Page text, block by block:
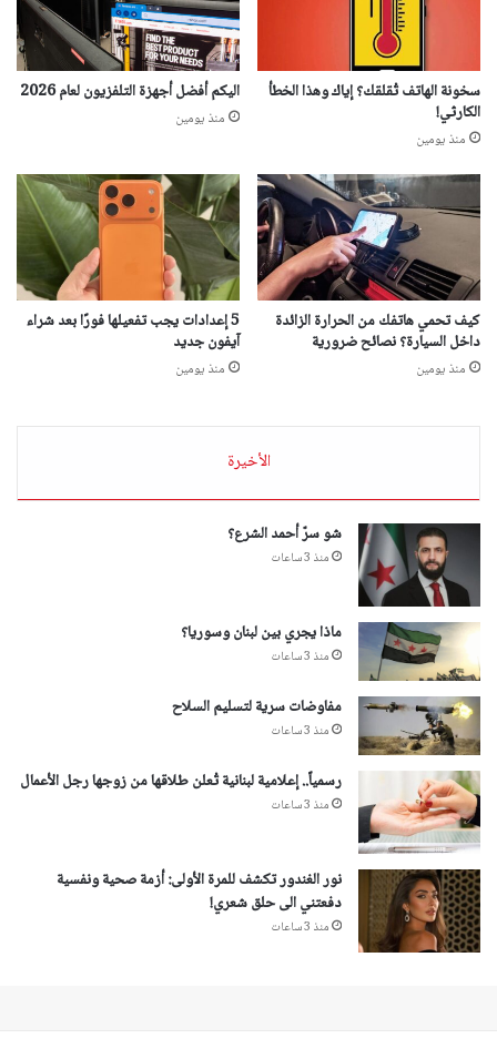
سخونة الهاتف تُقلقك؟ إياك وهذا الخطأ
الكارثي!
منذ يومين
اليكم أفضل أجهزة التلفزيون لعام 2026
منذ يومين
كيف تحمي هاتفك من الحرارة الزائدة
داخل السيارة؟ نصائح ضرورية
منذ يومين
5 إعدادات يجب تفعيلها فورًا بعد شراء
آيفون جديد
منذ يومين
الأخيرة
شو سرّ أحمد الشرع؟
منذ 3 ساعات
ماذا يجري بين لبنان وسوريا؟
منذ 3 ساعات
مفاوضات سرية لتسليم السلاح
منذ 3 ساعات
رسمياً.. إعلامية لبنانية تُعلن طلاقها من زوجها رجل الأعمال
منذ 3 ساعات
نور الغندور تكشف للمرة الأولى: أزمة صحية ونفسية
دفعتني الى حلق شعري!
منذ 3 ساعات